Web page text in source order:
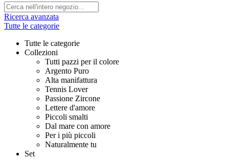
Ricerca avanzata
Tutte le categorie
Tutte le categorie
Collezioni
Tutti pazzi per il colore
Argento Puro
Alta manifattura
Tennis Lover
Passione Zircone
Lettere d'amore
Piccoli smalti
Dal mare con amore
Per i più piccoli
Naturalmente tu
Set